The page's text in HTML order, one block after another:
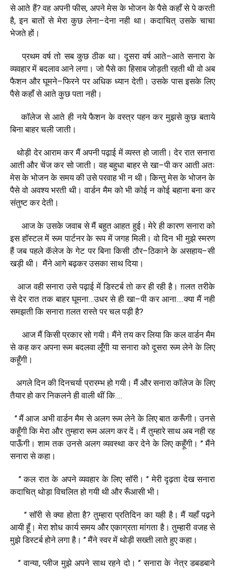
से आते हैं?वह अपनी फीस, अपने मेस के भोजन के पैसे कहाँ से पे करती
है,इन बातों से मेरा कुछ लेना–देना नही था। कदाचित् उसके चाचा
भेजते हों।
प्रथम वर्ष तो सब कुछ ठीक था। दूसरा वर्ष आते–आते सनारा के
व्यवहार में बदलाव आने लगा। जो पैसे का हिसाब जोड़ती रहती थी वो अब
फैशन और घूमने–फिरने पर अधिक ध्यान देती। उसके पास इसके लिए
पैसे कहाँ से आते कुछ पता नही।
कॉलेज से आते ही नये फैशन के वस्त्र पहन कर मुझसे कुछ बताये
बिना बाहर चली जाती।
थोड़ी देर आराम कर मैं अपनी पढ़ाई में व्यस्त हो जाती। देर रात सनारा
आती और चेंज कर सो जाती। वह बहुधा बाहर से खा–पी कर आती अतः
मेस के भोजन के समय की उसे परवाह भी न थी। किन्तु मेस के भोजन के
पैसे वो अवश्य भरती थी। वार्डन मैम को भी कोई न कोई बहाना बना कर
संतुष्ट कर देती।
आज के उसके जवाब से मैं बहुत आहत हुई। मेरे ही कारण सनारा को
इस हाॅस्टल में रूम पार्टनर के रूप में जगह मिली। वो दिन भी मुझे स्मरण
हैं जब पहले कॅलेज के गेट पर बिना किसी ठौर–ठिकाने के असहाय–सी
खड़ी थी। मैंने आगे बढ़कर उसका साथ दिया।
आज वही सनारा उसे पढ़ाई में डिस्टर्ब तो कर ही रही है। ग़लत तरीके
से देर रात तक बाहर घूमना…उधर से ही खा–पी कर आना….क्या मैं नही
समझती कि सनारा ग़लत रास्ते पर चल पड़ी है?
आज मैं किसी प्रकार सो गयी। मैंने तय कर लिया कि कल वार्डन मैम
से कह कर अपना रूम बदलवा लूँगी या सनारा को दूसरा रूम लेने के लिए
कहूँगी।
अगले दिन की दिनचर्या प्रारम्भ हो गयी। मैं और सनारा काॅलेज के लिए
तैयार हो कर निकलने ही वाली थीं कि….
’’मैं आज अभी वार्डन मैम से अलग रूम लेने के लिए बात करूँगी। उनसे
कहूँगी कि मेरा और तुम्हारा रूम अलग कर दें। मैं तुम्हारे साथ अब नही रह
पाऊँगी। शाम तक उनसे अलग व्यवस्था कर देने के लिए कहूँगी। ’’मैंने
सनारा से कहा।
’’कल रात के अपने व्यवहार के लिए साॅरी। ’’मेरी दृढ़ता देख सनारा
कदाचित् थोड़ा विचलित हो गयी थी और रूँआसी भी।
’’साॅरी से क्या होता है?तुम्हारा प्रतिदिन का यही है। मैं यहाँ पढ़ने
आयी हूँ। मेरा शोध कार्य समय और एकाग्रता मांगता है। तुम्हारी वजह से
मुझे डिस्टर्ब होने लगा है। ’’मैंने स्वर में थोड़ी सख्ती लाते हुए कहा।
’’वान्या,प्लीज मुझे अपने साथ रहने दो। ’’सनारा के नेत्र डबडबाने